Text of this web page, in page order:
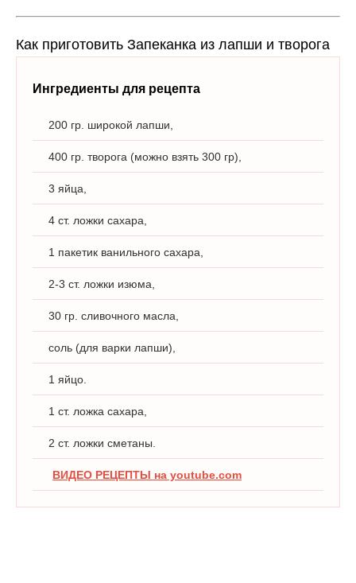
Как приготовить Запеканка из лапши и творога
Ингредиенты для рецепта
200 гр. широкой лапши,
400 гр. творога (можно взять 300 гр),
3 яйца,
4 ст. ложки сахара,
1 пакетик ванильного сахара,
2-3 ст. ложки изюма,
30 гр. сливочного масла,
соль (для варки лапши),
1 яйцо.
1 ст. ложка сахара,
2 ст. ложки сметаны.
ВИДЕО РЕЦЕПТЫ на youtube.com